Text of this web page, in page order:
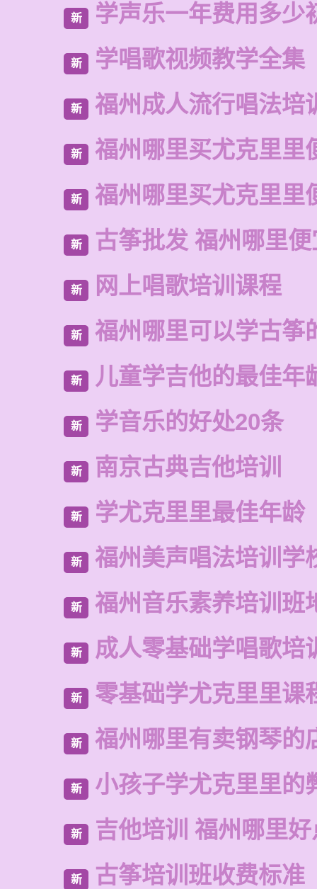
新 学声乐一年费用多少
新 学唱歌视频教学全集
新 福州成人流行唱法培
新 福州哪里买尤克里里
新 福州哪里买尤克里里
新 古筝批发 福州哪里
新 网上唱歌培训课程
新 福州哪里可以学古筝
新 儿童学吉他的最佳年
新 学音乐的好处20条
新 南京古典吉他培训
新 学尤克里里最佳年龄
新 福州美声唱法培训学
新 福州音乐素养培训班
新 成人零基础学唱歌培
新 零基础学尤克里里课
新 福州哪里有卖钢琴的
新 小孩子学尤克里里的
新 吉他培训 福州哪里好
新 古筝培训班收费标准